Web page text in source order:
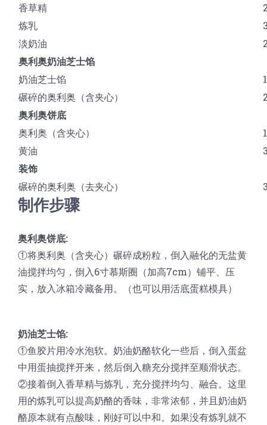
香草精
炼乳
淡奶油
奥利奥奶油芝士馅
奶油芝士馅
碾碎的奥利奥（含夹心）
奥利奥饼底
奥利奥（含夹心）
黄油
装饰
碾碎的奥利奥（去夹心）
制作步骤
奥利奥饼底:
①将奥利奥（含夹心）碾碎成粉粒，倒入融化的无盐黄
油搅拌均匀，倒入6寸慕斯圈（加高7cm）铺平、压
实，放入冰箱冷藏备用。（也可以用活底蛋糕模具）
奶油芝士馅:
①鱼胶片用冷水泡软。奶油奶酪软化一些后，倒入蛋盆
中用蛋抽搅拌开来，然后倒入糖充分搅拌至顺滑状态。
②接着倒入香草精与炼乳，充分搅拌均匀、融合。这里
用的炼乳可以提高奶酪的香味，非常浓郁，并且奶油奶
酪原本就有点酸味，刚好可以中和。如果没有炼乳就不